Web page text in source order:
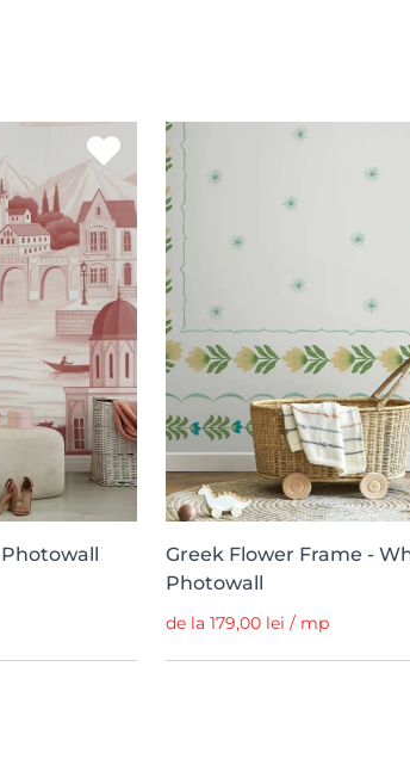
Greek Flower Frame -
Photowall
de la 179,00 lei / mp